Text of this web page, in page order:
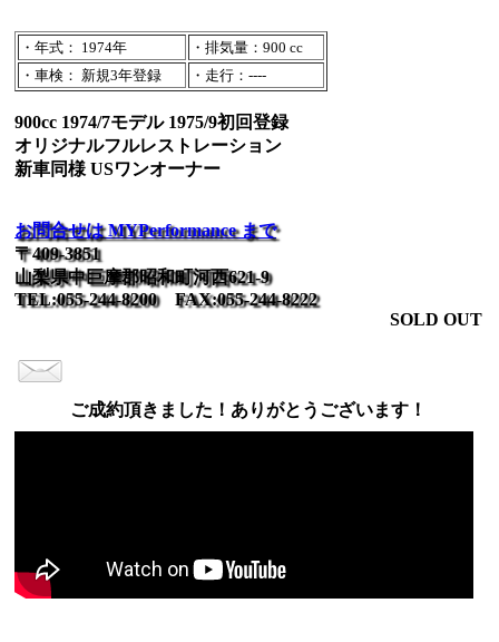
・年式： 1974年
・排気量：900 cc
・車検： 新規3年登録
・走行：----
900cc 1974/7モデル 1975/9初回登録
オリジナルフルレストレーション
新車同様 USワンオーナー
お問合せは MYPerformance まで
〒409-3851
山梨県中巨摩郡昭和町河西621-9
TEL:055-244-8200 FAX:055-244-8222
SOLD OUT
ご成約頂きました！ありがとうございます！